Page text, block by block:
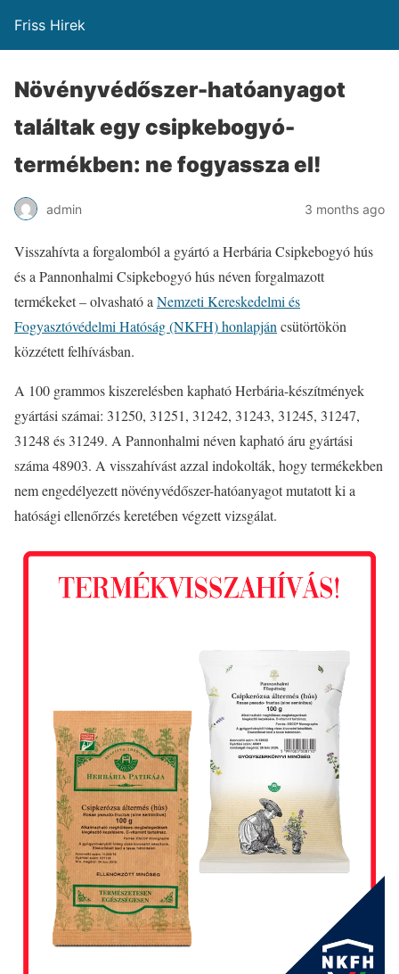
Friss Hirek
Növényvédőszer-hatóanyagot
találtak egy csipkebogyó-
termékben: ne fogyassza el!
admin 3 months ago
Visszahívta a forgalomból a gyártó a Herbária Csipkebogyó hús
és a Pannonhalmi Csipkebogyó hús néven forgalmazott
termékeket – olvasható a Nemzeti Kereskedelmi és
Fogyasztóvédelmi Hatóság (NKFH) honlapján csütörtökön
közzétett felhívásban.
A 100 grammos kiszerelésben kapható Herbária-készítmények
gyártási számai: 31250, 31251, 31242, 31243, 31245, 31247,
31248 és 31249. A Pannonhalmi néven kapható áru gyártási
száma 48903. A visszahívást azzal indokolták, hogy termékekben
nem engedélyezett növényvédőszer-hatóanyagot mutatott ki a
hatósági ellenőrzés keretében végzett vizsgálat.